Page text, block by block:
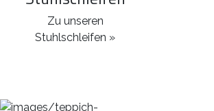
Zu unseren
Stuhlschleifen »